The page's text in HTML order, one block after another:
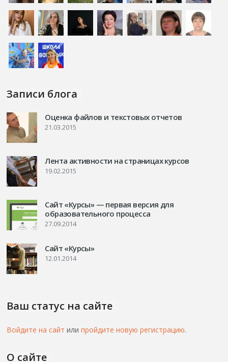
Записи блога
Оценка файлов и текстовых отчетов
21.03.2015
Лента активности на страницах курсов
19.02.2015
Сайт «Курсы» — первая версия для
образовательного процесса
27.09.2014
Сайт «Курсы»
12.01.2014
Ваш статус на сайте
Войдите на сайт илипройдите новую регистрацию.
О сайте